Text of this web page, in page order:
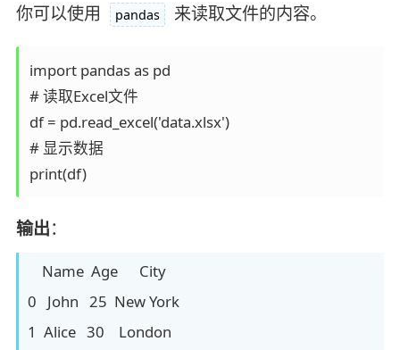
你可以使用 pandas 来读取文件的内容。
import pandas as pd
# 读取Excel文件
df = pd.read_excel('data.xlsx')
# 显示数据
print(df)
输出：
Name Age City
0 John 25 New York
1 Alice 30 London